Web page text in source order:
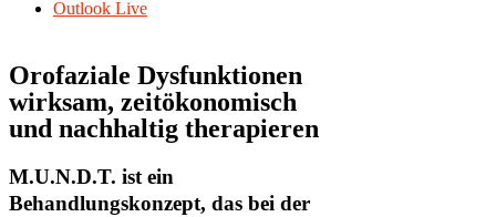
Outlook Live
Orofaziale Dysfunktionen
wirksam, zeitökonomisch
und nachhaltig therapieren
M.U.N.D.T. ist ein
Behandlungskonzept, das bei der